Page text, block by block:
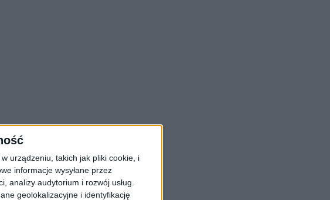
urządzeniu, takich jak pliki cookie, i
informacje wysyłane przez
analizy audytorium i rozwój usług.
geolokalizacyjne i identyfikację